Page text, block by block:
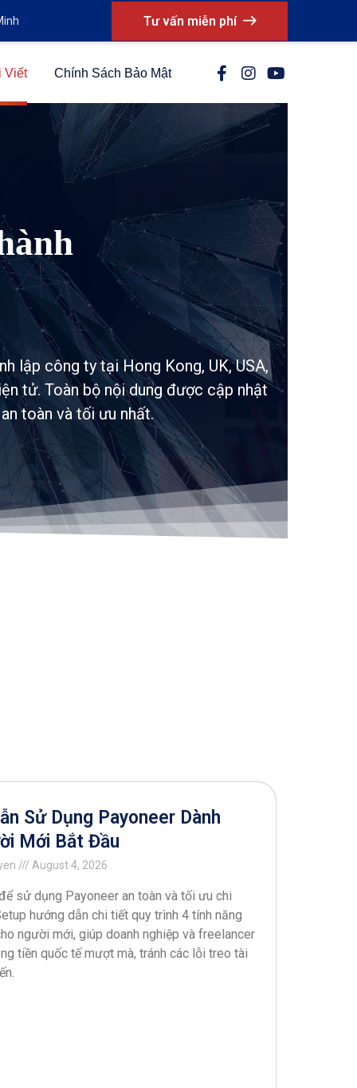
Tư vấn miễn phí
Viết Chính Sách Bảo Mật
lập công ty tại Hong Kong, UK, USA,
tử. Toàn bộ nội dung được cập nhật
toàn và tối ưu nhất.
Sử Dụng Payoneer Dành
Mới Bắt Đầu
August 4, 2026
sử dụng Payoneer an toàn và tối ưu chi
hướng dẫn chi tiết quy trình 4 tính năng
người mới, giúp doanh nghiệp và freelancer
tiền quốc tế mượt mà, tránh các lỗi treo tài